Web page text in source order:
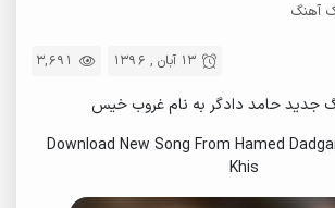
آهنگ
3,691 13 آبان , 1396
جدید حامد دادگر به نام غروب خیس
Download New Song From Hamed
Khis